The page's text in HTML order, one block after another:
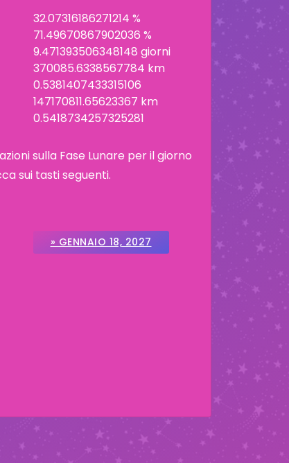
32.07316186271214 %
71.49670867902036 %
9.471393506348148 giorni
370085.6338567784 km
0.5381407433315106
147170811.65623367 km
0.5418734257325281
sulla Fase Lunare per il giorno
sui tasti seguenti.
» GENNAIO 18, 2027